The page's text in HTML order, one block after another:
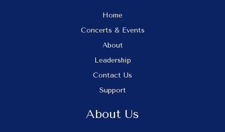
Home
Concerts & Events
About
Leadership
Contact Us
Support
About Us